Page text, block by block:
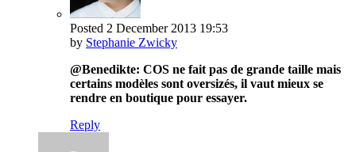
Posted 2 December 2013 19:53
by Stephanie Zwicky
@Benedikte: COS ne fait pas de grande taille mais
certains modèles sont oversizés, il vaut mieux se
rendre en boutique pour essayer.
Reply